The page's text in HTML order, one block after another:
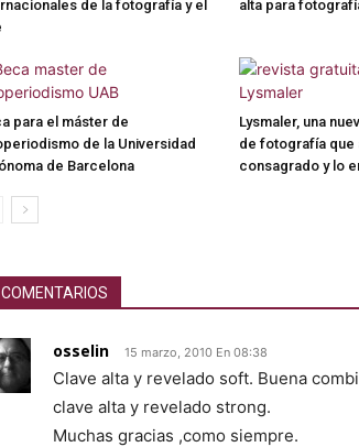
de la fotografía y el
alta para
para el máster de
de la Universidad
de Barcelona
Lysmaler, una
de fotografía que
consagrado y lo
osselin 15 marzo, 2010 En 08:38
Clave alta y revelado soft. Buena
clave alta y revelado strong.
Muchas gracias ,como siempre.